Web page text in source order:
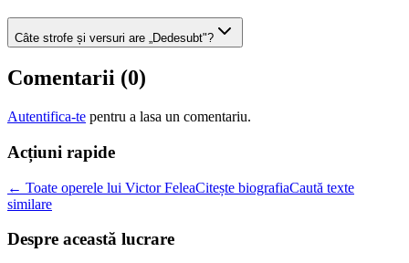
Câte strofe și versuri are „Dedesubt"?
Comentarii (0)
Autentifica-te pentru a lasa un comentariu.
Acțiuni rapide
← Toate operele lui Victor FeleaCitește biografiaCaută texte
similare
Despre această lucrare